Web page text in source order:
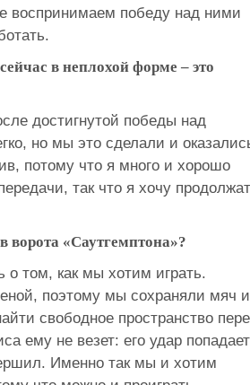
воспринимаем победу над ними
в неплохой форме – это
достигнутой победы над
но мы это сделали и
потому что я много и хорошо
так что я хочу
«Саутгемптона»?
о том, как мы хотим играть.
поэтому мы сохраняли мяч и
свободное пространство
ему не везет: его удар
Именно так мы и хотим